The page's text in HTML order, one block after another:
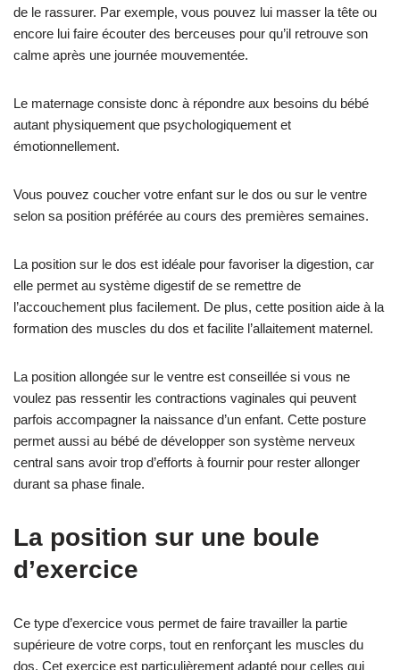
de le rassurer. Par exemple, vous pouvez lui masser la tête ou
encore lui faire écouter des berceuses pour qu’il retrouve son
calme après une journée mouvementée.
Le maternage consiste donc à répondre aux besoins du bébé
autant physiquement que psychologiquement et
émotionnellement.
Vous pouvez coucher votre enfant sur le dos ou sur le ventre
selon sa position préférée au cours des premières semaines.
La position sur le dos est idéale pour favoriser la digestion, car
elle permet au système digestif de se remettre de
l’accouchement plus facilement. De plus, cette position aide à la
formation des muscles du dos et facilite l’allaitement maternel.
La position allongée sur le ventre est conseillée si vous ne
voulez pas ressentir les contractions vaginales qui peuvent
parfois accompagner la naissance d’un enfant. Cette posture
permet aussi au bébé de développer son système nerveux
central sans avoir trop d’efforts à fournir pour rester allonger
durant sa phase finale.
La position sur une boule
d’exercice
Ce type d’exercice vous permet de faire travailler la partie
supérieure de votre corps, tout en renforçant les muscles du
dos. Cet exercice est particulièrement adapté pour celles qui